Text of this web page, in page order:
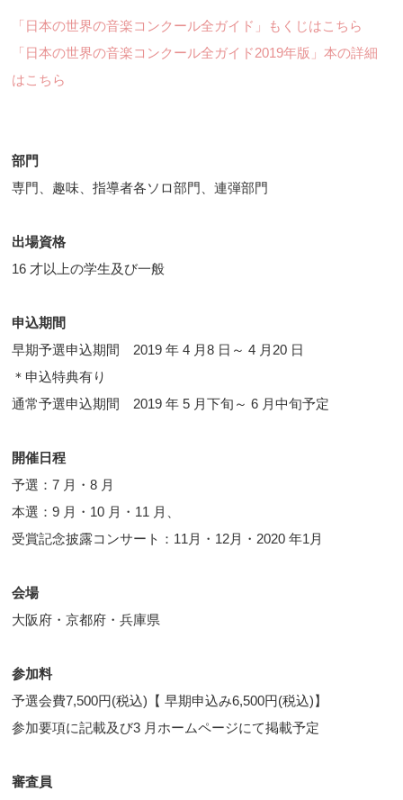
「日本の世界の音楽コンクール全ガイド」もくじはこちら
「日本の世界の音楽コンクール全ガイド2019年版」本の詳細
はこちら
部門
専門、趣味、指導者各ソロ部門、連弾部門
出場資格
16 才以上の学生及び一般
申込期間
早期予選申込期間 2019 年 4 月8 日～ 4 月20 日
＊申込特典有り
通常予選申込期間 2019 年 5 月下旬～ 6 月中旬予定
開催日程
予選：7 月・8 月
本選：9 月・10 月・11 月、
受賞記念披露コンサート：11月・12月・2020 年1月
会場
大阪府・京都府・兵庫県
参加料
予選会費7,500円(税込)【 早期申込み6,500円(税込)】
参加要項に記載及び3 月ホームページにて掲載予定
審査員